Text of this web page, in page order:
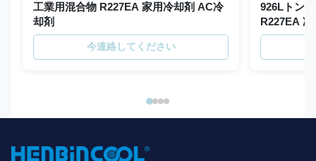
工業用混合物 R227EA 家用冷却剤 AC冷
却剤
今連絡してください
926Lトン
R227EA